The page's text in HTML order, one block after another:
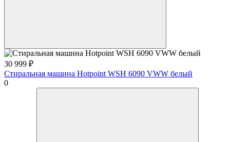
30 999 ₽
Стиральная машина Hotpoint WSH 6090 VWW белый
0